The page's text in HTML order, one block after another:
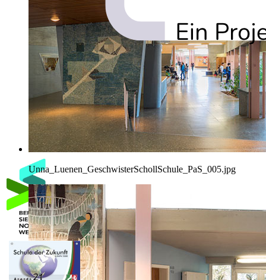
Unna_Luenen_GeschwisterSchollSchule_PaS_005.jpg